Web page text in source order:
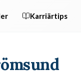
Karriärtips